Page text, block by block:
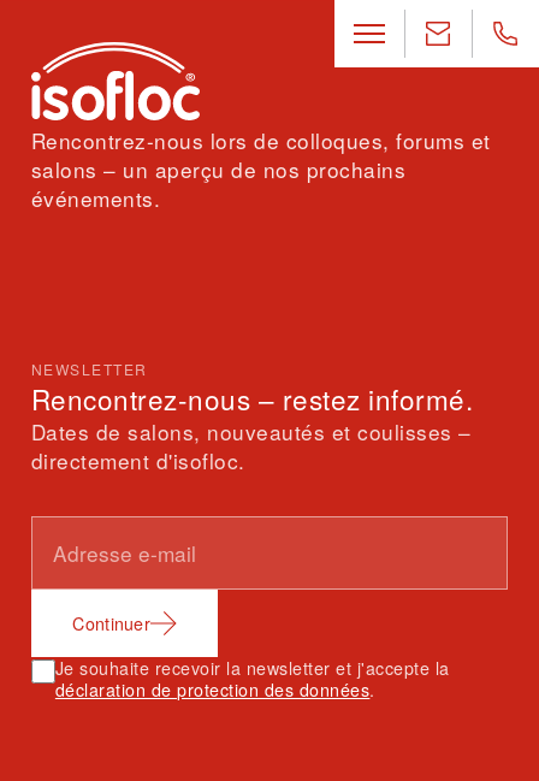
Rencontrez-nous lors de colloques, forums et
salons – un aperçu de nos prochains
événements.
NEWSLETTER
Rencontrez-nous – restez informé.
Dates de salons, nouveautés et coulisses –
directement d'isofloc.
Continuer
Je souhaite recevoir la newsletter et j'accepte la
déclaration de protection des données.